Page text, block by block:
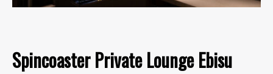
Spincoaster Private Lounge Ebisu